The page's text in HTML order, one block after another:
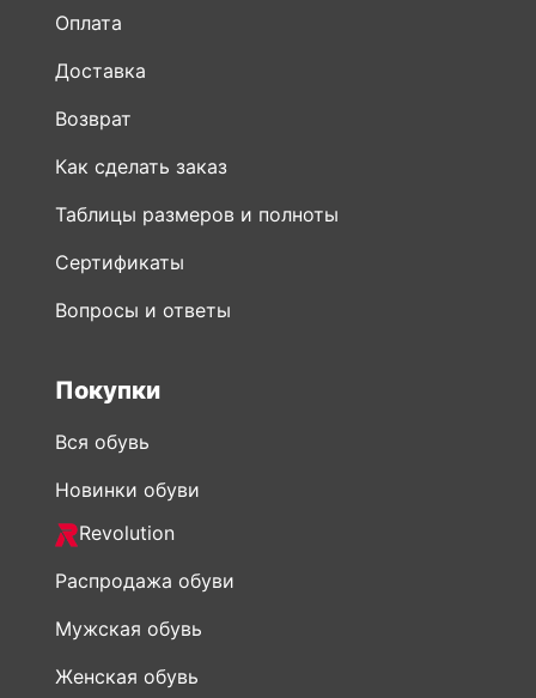
Оплата
Доставка
Возврат
Как сделать заказ
Таблицы размеров и полноты
Сертификаты
Вопросы и ответы
Покупки
Вся обувь
Новинки обуви
Revolution
Распродажа обуви
Мужская обувь
Женская обувь